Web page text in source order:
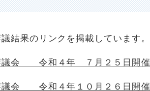
結果のリンクを掲載しています。
審議会 令和４年 ７月２５日開催
議会 令和４年１０月２６日開催